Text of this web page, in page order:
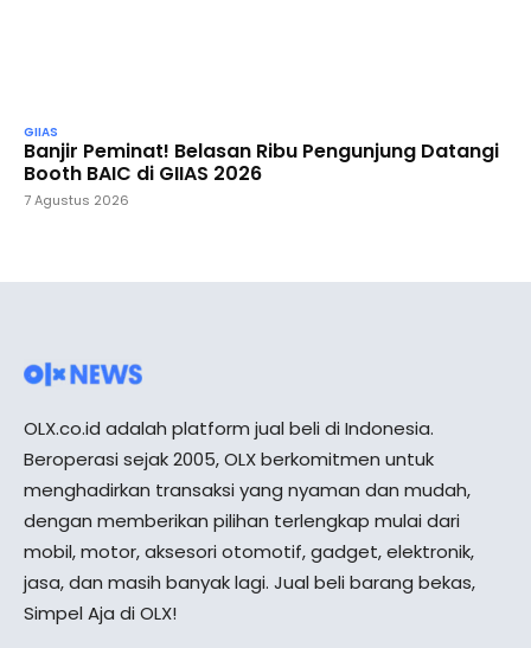
GIIAS
Banjir Peminat! Belasan Ribu Pengunjung Datangi
Booth BAIC di GIIAS 2026
7 Agustus 2026
OLX.co.id adalah platform jual beli di Indonesia.
Beroperasi sejak 2005, OLX berkomitmen untuk
menghadirkan transaksi yang nyaman dan mudah,
dengan memberikan pilihan terlengkap mulai dari
mobil, motor, aksesori otomotif, gadget, elektronik,
jasa, dan masih banyak lagi. Jual beli barang bekas,
Simpel Aja di OLX!